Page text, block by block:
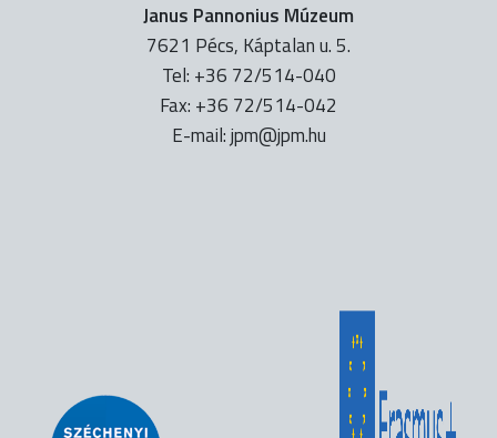
Janus Pannonius Múzeum
7621 Pécs, Káptalan u. 5.
Tel: +36 72/514-040
Fax: +36 72/514-042
E-mail:uh.mpj@mpj